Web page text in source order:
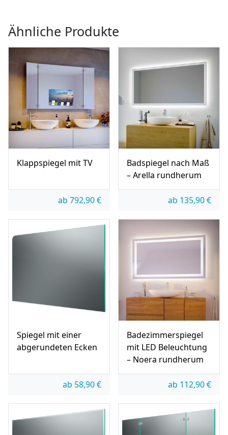
Ähnliche Produkte
Klappspiegel mit TV
ab 792,90€
Badspiegel nach Maß
– Arella rundherum
ab 135,90€
Spiegel mit einer
abgerundeten Ecken
ab 58,90€
Badezimmerspiegel
mit LED Beleuchtung
– Noera rundherum
ab 112,90€